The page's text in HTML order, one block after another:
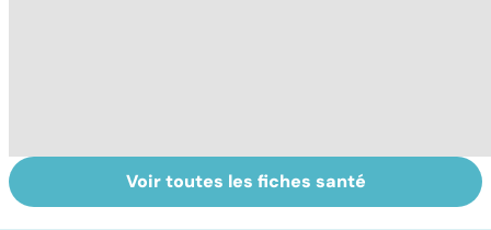
Grand froid : nos
conseils
Perturbateurs
endocriniens :
Voir toutes les fiches santé